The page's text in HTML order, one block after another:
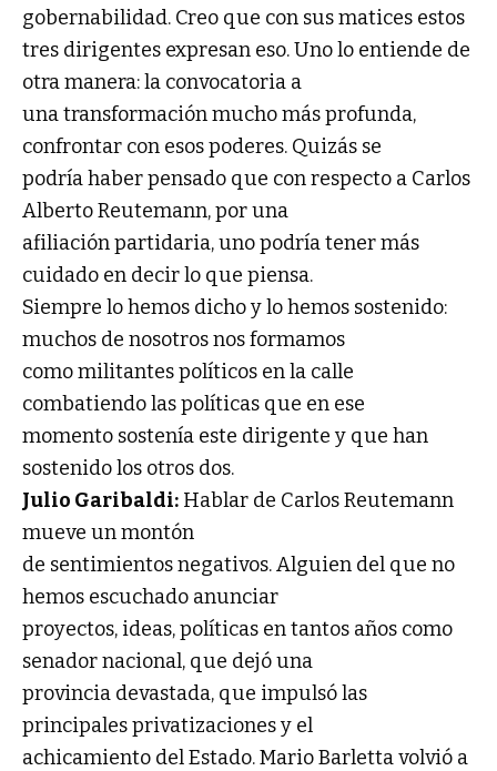
gobernabilidad. Creo que con sus matices estos
tres dirigentes expresan eso. Uno lo entiende de
otra manera: la convocatoria a
una transformación mucho más profunda,
confrontar con esos poderes. Quizás se
podría haber pensado que con respecto a Carlos
Alberto Reutemann, por una
afiliación partidaria, uno podría tener más
cuidado en decir lo que piensa.
Siempre lo hemos dicho y lo hemos sostenido:
muchos de nosotros nos formamos
como militantes políticos en la calle
combatiendo las políticas que en ese
momento sostenía este dirigente y que han
sostenido los otros dos.
Julio Garibaldi: Hablar de Carlos Reutemann
mueve un montón
de sentimientos negativos. Alguien del que no
hemos escuchado anunciar
proyectos, ideas, políticas en tantos años como
senador nacional, que dejó una
provincia devastada, que impulsó las
principales privatizaciones y el
achicamiento del Estado. Mario Barletta volvió a